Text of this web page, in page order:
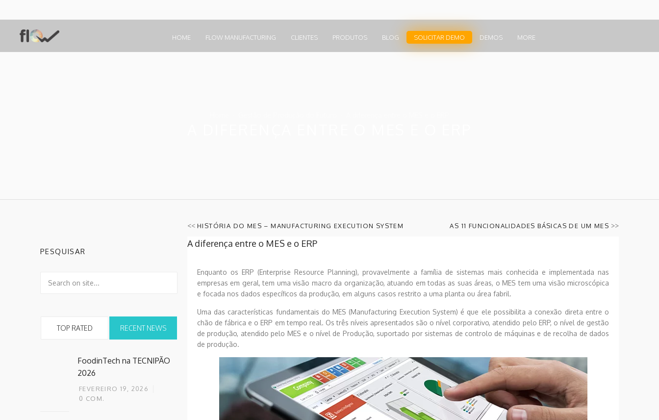
HOME FLOW MANUFACTURING CLIENTES PRODUTOS BLOG SOLICITAR DEMO DEMOS MORE
<< HISTÓRIA DO MES – MANUFACTURING EXECUTION SYSTEM AS 11 FUNCIONALIDADES BÁSICAS DE UM MES >>
A diferença entre o MES e o ERP
Enquanto os ERP (Enterprise Resource Planning), provavelmente a família de sistemas mais conhecida e implementada nas
empresas em geral, tem uma visão macro da organização, atuando em todas as suas áreas, o MES tem uma visão microscópica
e focada nos dados específicos da produção, em alguns casos restrito a uma planta ou área fabril.
Uma das características fundamentais do MES (Manufacturing Execution System) é que ele possibilita a conexão direta entre o
chão de fábrica e o ERP em tempo real. Os três níveis apresentados são o nível corporativo, atendido pelo ERP, o nível de gestão
de produção, atendido pelo MES e o nível de Produção, suportado por sistemas de controlo de máquinas e de recolha de dados
de produção.
PESQUISAR
TOP RATED RECENT NEWS
FoodinTech na TECNIPÃO
2026
FEVEREIRO 19, 2026
0 COM.